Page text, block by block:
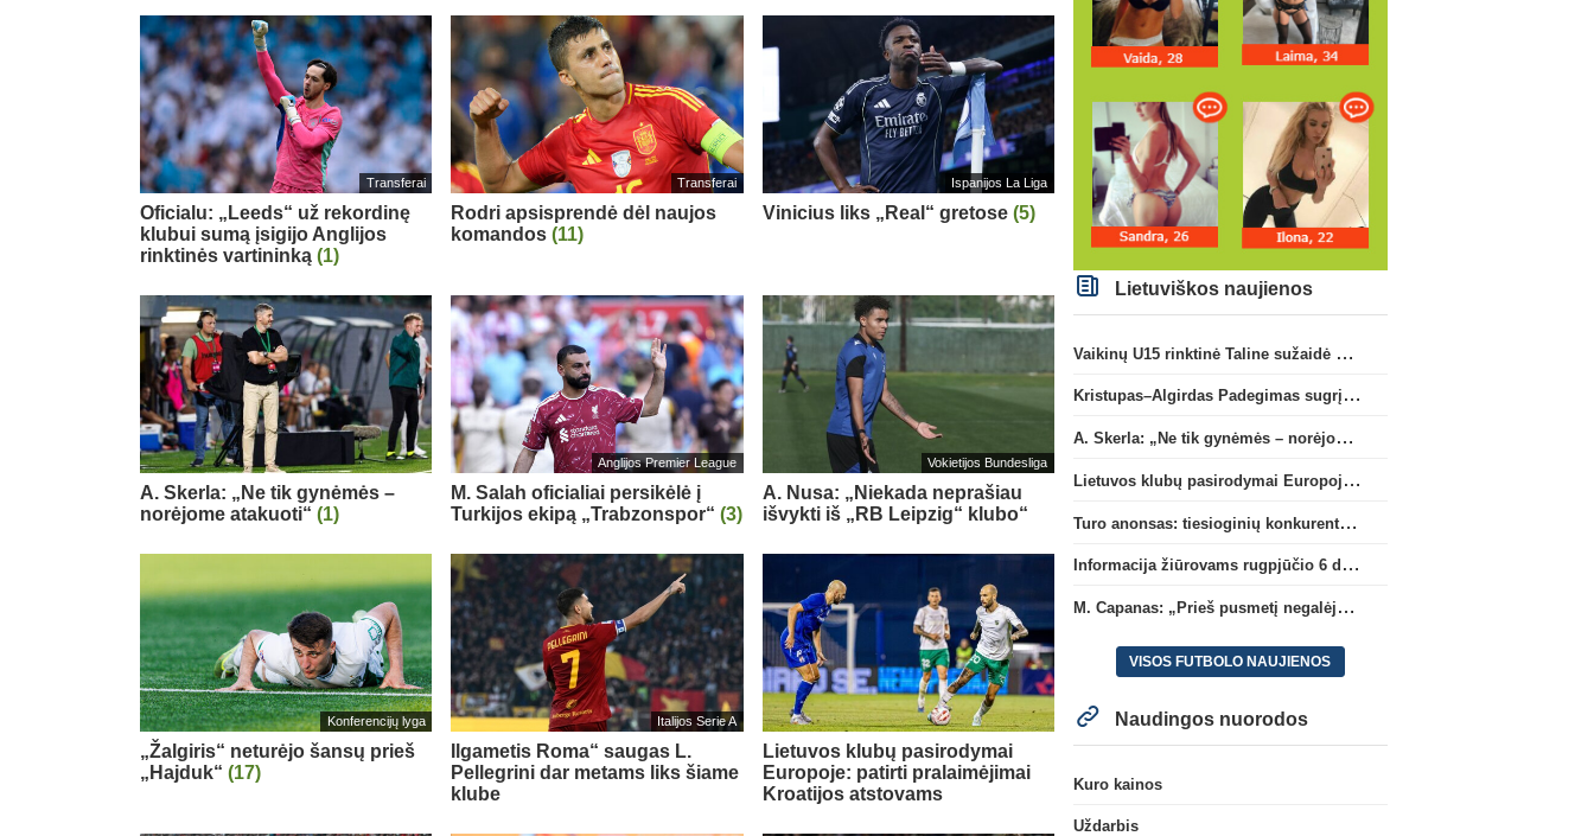
Transferai
Oficialu: „Leeds“ už rekordinę
klubui sumą įsigijo Anglijos
rinktinės vartininką (1)
Transferai
Rodri apsisprendė dėl naujos
komandos(11)
Ispanijos La Liga
Vinicius liks „Real“ gretose (5)
A. Skerla: „Ne tik gynėmės –
norėjome atakuoti“ (1)
Anglijos Premier League
M. Salah oficialiai persikėlė į
Turkijos ekipą „Trabzonspor“(3)
Vokietijos Bundesliga
A. Nusa: „Niekada neprašiau
išvykti iš „RB Leipzig“ klubo“
Konferencijų lyga
„Žalgiris“ neturėjo šansų prieš
„Hajduk“ (17)
Italijos Serie A
Ilgametis Roma“ saugas L.
Pellegrini dar metams liks šiame
klube
Lietuvos klubų pasirodymai
Europoje: patirti pralaimėjimai
Kroatijos atstovams
Lietuviškos naujienos
Vaikinų U15 rinktinė Taline sužaidė pirmąsias kontrolines rungtynes
Kristupas–Algirdas Padegimas sugrįžta į FC „Hegelmann” B sudėtį
A. Skerla: „Ne tik gynėmės – norėjome atakuoti“
Lietuvos klubų pasirodymai Europoje: patirti pralaimėjimai Kroatijos atstovams
Turo anonsas: tiesioginių konkurentų dvikova Gargžduose
Informacija žiūrovams rugpjūčio 6 d. UEFA rungtynėms
M. Capanas: „Prieš pusmetį negalėjau net įsivaizduoti, kad žaisime prieš „Hajduk“
VISOS FUTBOLO NAUJIENOS
Naudingos nuorodos
Kuro kainos
Uždarbis